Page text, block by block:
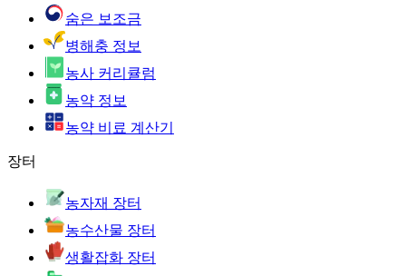
숨은 보조금
병해충 정보
농사 커리큘럼
농약 정보
농약 비료 계산기
장터
농자재 장터
농수산물 장터
생활잡화 장터